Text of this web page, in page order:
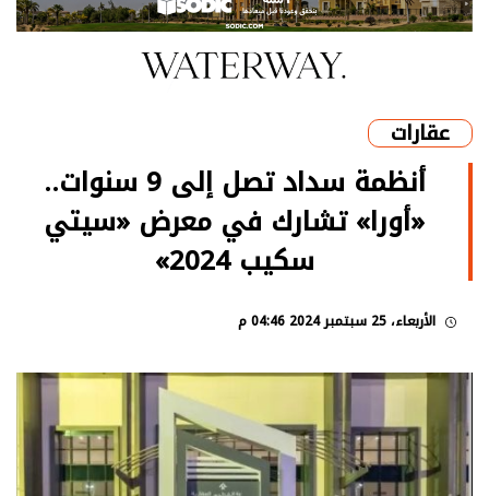
عقارات
أنظمة سداد تصل إلى 9 سنوات..
«أورا» تشارك في معرض «سيتي
سكيب 2024»
الأربعاء، 25 سبتمبر 2024 04:46 م